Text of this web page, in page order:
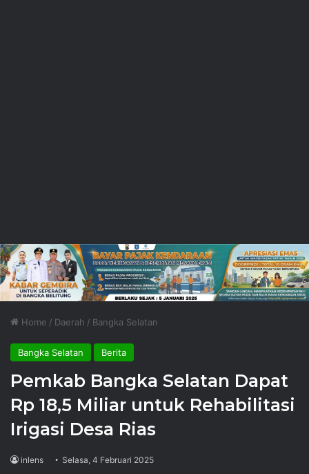
Home / Daerah / Bangka Selatan
Bangka Selatan Berita
Pemkab Bangka Selatan Dapat
Rp 18,5 Miliar untuk Rehabilitasi
Irigasi Desa Rias
inlens Selasa, 4 Februari 2025